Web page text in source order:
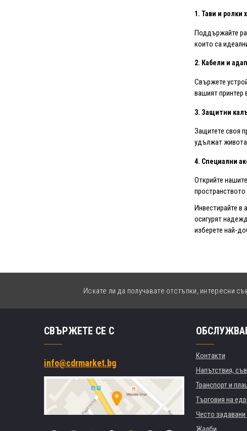
1. Тави и ролки
Поддържайте
които са
2. Кабели и
Свържете
вашият принтер
3. Защитни
Защитете своя
удължат
4. Специални
Открийте
Инвестирайте в
осигурят
изберете най-
Искате ли да получавате отстъпки, интересни
СВЪРЖЕТЕ СЕ С
info@cdrmarket.bg
Контакти
Напътствия,
Транспорт и
Търговия на
Често
Жалби